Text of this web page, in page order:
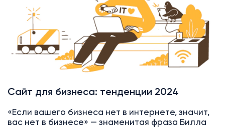
Сайт для бизнеса: тенденции 2024
«Если вашего бизнеса нет в интернете, значит,
вас нет в бизнесе» — знаменитая фраза Билла